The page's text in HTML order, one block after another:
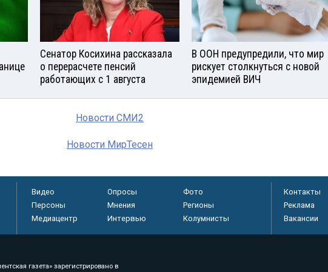
Сенатор Косихина рассказала
о перерасчете пенсий
работающих с 1 августа
В ООН предупредили, что мир
рискует столкнуться с новой
эпидемией ВИЧ
Новости СМИ2
Новости МирТесен
Видео Опросы
Фото
Персоны
Мнения
Регионы
Медиацентр
Интервью Колумнисты
Контакты
Реклама
Вакансии
газета» зарегистрировано в